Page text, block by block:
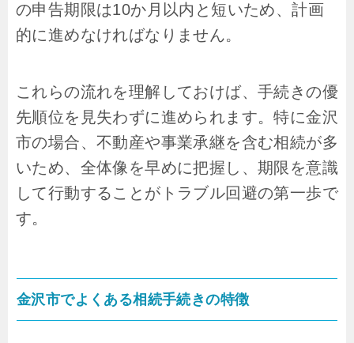
の申告期限は10か月以内と短いため、計画
的に進めなければなりません。
これらの流れを理解しておけば、手続きの優
先順位を見失わずに進められます。特に金沢
市の場合、不動産や事業承継を含む相続が多
いため、全体像を早めに把握し、期限を意識
して行動することがトラブル回避の第一歩で
す。
金沢市でよくある相続手続きの特徴